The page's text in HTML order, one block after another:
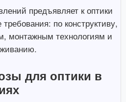
предъявляет к оптики
по конструктиву,
монтажным технологиям и
для оптики в